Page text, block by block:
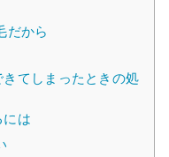
だから
てしまったときの処
には